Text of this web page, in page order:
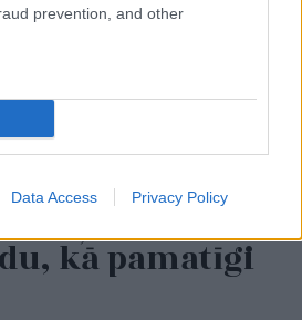
prevention, and other
Data Access Privacy Policy
zīmju
labāk
viņi vienmēr
kā pamatīgi